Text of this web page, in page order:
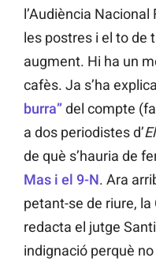
l’Audiència
les postres i el to de
augment. Hi ha un
cafès. Ja s’ha
burra”del compte
a dos periodistes d’
de què s’hauria de
Mas i el 9-N. Ara
petant-se de riure,
redacta el jutge
indignació perquè